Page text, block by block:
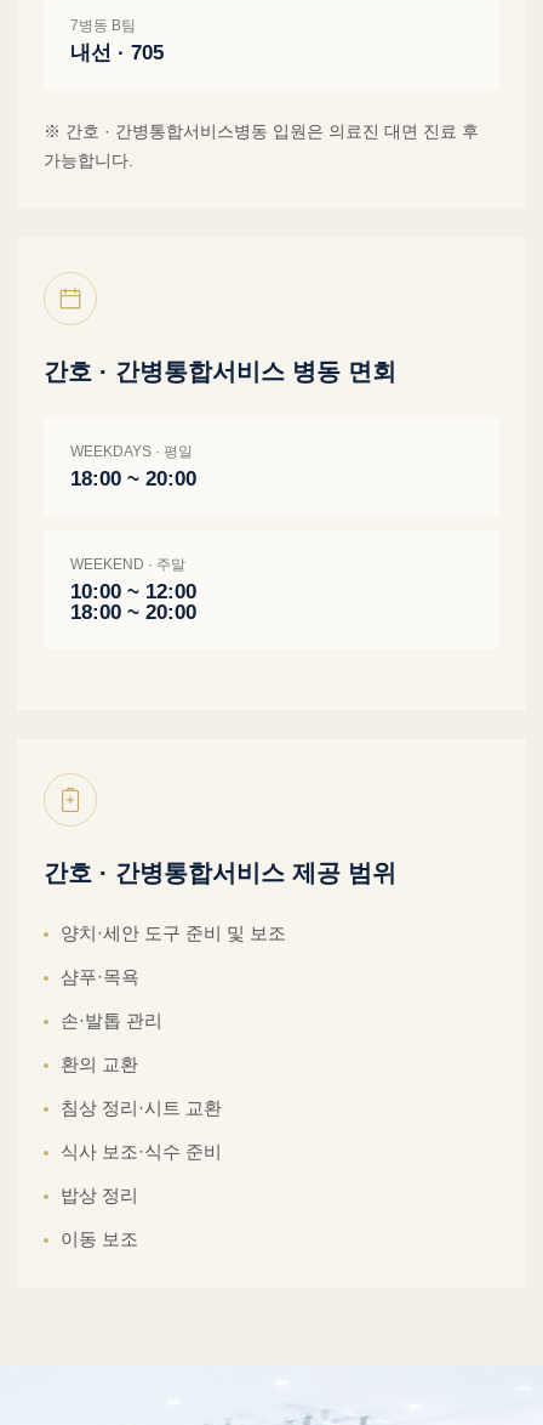
7병동 B팀
내선 · 705
※ 간호 · 간병통합서비스병동 입원은 의료진 대면 진료 후
가능합니다.
간호 · 간병통합서비스 병동 면회
WEEKDAYS · 평일
18:00 ~ 20:00
WEEKEND · 주말
10:00 ~ 12:00
18:00 ~ 20:00
간호 · 간병통합서비스 제공 범위
양치·세안 도구 준비 및 보조
샴푸·목욕
손·발톱 관리
환의 교환
침상 정리·시트 교환
식사 보조·식수 준비
밥상 정리
이동 보조